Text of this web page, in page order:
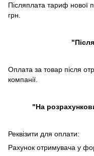
Післяплата тариф нової
грн.
Оплата за товар після
компанії.
"На
Реквізити для оплати:
Рахунок отримувача у